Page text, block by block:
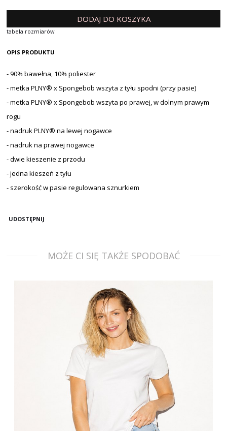
DODAJ DO KOSZYKA
tabela rozmiarów
OPIS PRODUKTU
- 90% bawełna, 10% poliester
- metka PLNY® x Spongebob wszyta z tyłu spodni (przy pasie)
- metka PLNY® x Spongebob wszyta po prawej, w dolnym prawym
rogu
- nadruk PLNY® na lewej nogawce
- nadruk na prawej nogawce
- dwie kieszenie z przodu
- jedna kieszeń z tyłu
- szerokość w pasie regulowana sznurkiem
UDOSTĘPNIJ
MOŻE CI SIĘ TAKŻE SPODOBAĆ